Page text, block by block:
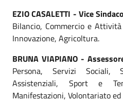
EZIO CASALETTI - Vice
Bilancio, Commercio e
Innovazione, Agricoltura.
BRUNA VIAPIANO -
Persona, Servizi
Assistenziali, Sport e
Manifestazioni, Volontariato ed